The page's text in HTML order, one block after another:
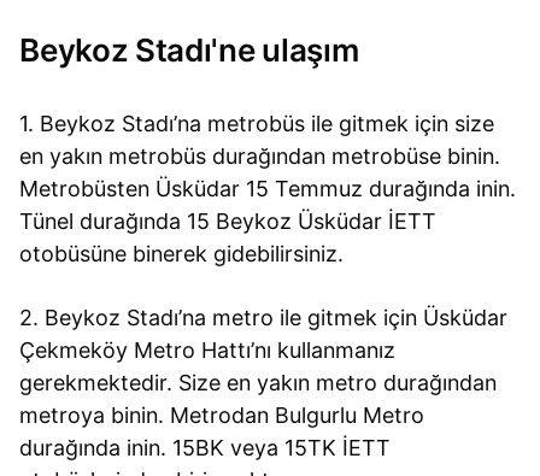
Beykoz Stadı'ne ulaşım
1. Beykoz Stadı’na metrobüs ile gitmek için size
en yakın metrobüs durağından metrobüse binin.
Metrobüsten Üsküdar 15 Temmuz durağında inin.
Tünel durağında 15 Beykoz Üsküdar İETT
otobüsüne binerek gidebilirsiniz.
2. Beykoz Stadı’na metro ile gitmek için Üsküdar
Çekmeköy Metro Hattı’nı kullanmanız
gerekmektedir. Size en yakın metro durağından
metroya binin. Metrodan Bulgurlu Metro
durağında inin. 15BK veya 15TK İETT